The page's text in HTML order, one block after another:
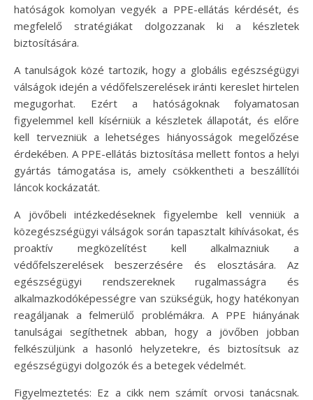
hatóságok komolyan vegyék a PPE-ellátás kérdését, és
megfelelő stratégiákat dolgozzanak ki a készletek
biztosítására.
A tanulságok közé tartozik, hogy a globális egészségügyi
válságok idején a védőfelszerelések iránti kereslet hirtelen
megugorhat. Ezért a hatóságoknak folyamatosan
figyelemmel kell kísérniük a készletek állapotát, és előre
kell tervezniük a lehetséges hiányosságok megelőzése
érdekében. A PPE-ellátás biztosítása mellett fontos a helyi
gyártás támogatása is, amely csökkentheti a beszállítói
láncok kockázatát.
A jövőbeli intézkedéseknek figyelembe kell venniük a
közegészségügyi válságok során tapasztalt kihívásokat, és
proaktív megközelítést kell alkalmazniuk a
védőfelszerelések beszerzésére és elosztására. Az
egészségügyi rendszereknek rugalmasságra és
alkalmazkodóképességre van szükségük, hogy hatékonyan
reagáljanak a felmerülő problémákra. A PPE hiányának
tanulságai segíthetnek abban, hogy a jövőben jobban
felkészüljünk a hasonló helyzetekre, és biztosítsuk az
egészségügyi dolgozók és a betegek védelmét.
Figyelmeztetés: Ez a cikk nem számít orvosi tanácsnak.